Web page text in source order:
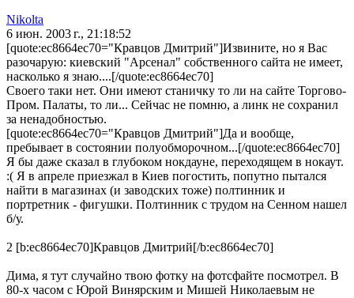
Nikolta
6 июн. 2003 г., 21:18:52
[quote:ec8664ec70="Кравцов Дмитрий"]Извините, но я Вас
разочарую: киевский "Арсенал" собственного сайта не имеет,
насколько я знаю....[/quote:ec8664ec70]
Своего таки нет. Они имеют станичку то ли на сайте Торгово-
Пром. Палаты, то ли... Сейчас не помню, а линк не сохранил
за ненадобностью.
[quote:ec8664ec70="Кравцов Дмитрий"]Да и вообще,
пребывает в состоянии полуобморочном...[/quote:ec8664ec70]
Я бы даже сказал в глубоком нокдауне, переходящем в нокаут.
:( Я в апреле приезжал в Киев погостить, попутно пытался
найти в магазинах (и заводских тоже) полтинник и
портретник - фигушки. Полтинник с трудом на Сенном нашел
б/у.
2 [b:ec8664ec70]Кравцов Дмитрий[/b:ec8664ec70]
Дима, я тут случайно твою фотку на фотсфайте посмотрел. В
80-х часом с Юрой Винярским и Мишей Николаевым не